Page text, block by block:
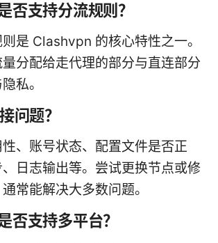
否支持分流规则？
是 Clashvpn 的核心特性之一。
分配给走代理的部分与直连部分
私。
问题？
、账号状态、配置文件是否正
日志输出等。尝试更换节点或修
常能解决大多数问题。
否支持多平台？